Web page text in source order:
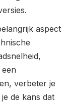
aspect
verbeter je
de kans dat